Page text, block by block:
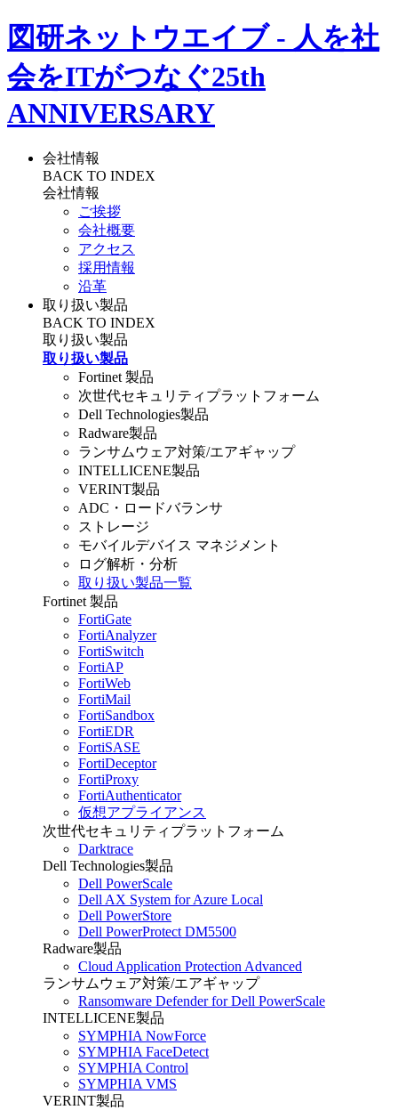
図研ネットウエイブ - 人を社
会をITがつなぐ25th
ANNIVERSARY
会社情報
BACK TO INDEX
会社情報
ご挨拶
会社概要
アクセス
採用情報
沿革
取り扱い製品
BACK TO INDEX
取り扱い製品
取り扱い製品
Fortinet 製品
次世代セキュリティプラットフォーム
Dell Technologies製品
Radware製品
ランサムウェア対策/エアギャップ
INTELLICENE製品
VERINT製品
ADC・ロードバランサ
ストレージ
モバイルデバイス マネジメント
ログ解析・分析
取り扱い製品一覧
Fortinet 製品
FortiGate
FortiAnalyzer
FortiSwitch
FortiAP
FortiWeb
FortiMail
FortiSandbox
FortiEDR
FortiSASE
FortiDeceptor
FortiProxy
FortiAuthenticator
仮想アプライアンス
次世代セキュリティプラットフォーム
Darktrace
Dell Technologies製品
Dell PowerScale
Dell AX System for Azure Local
Dell PowerStore
Dell PowerProtect DM5500
Radware製品
Cloud Application Protection Advanced
ランサムウェア対策/エアギャップ
Ransomware Defender for Dell PowerScale
INTELLICENE製品
SYMPHIA NowForce
SYMPHIA FaceDetect
SYMPHIA Control
SYMPHIA VMS
VERINT製品